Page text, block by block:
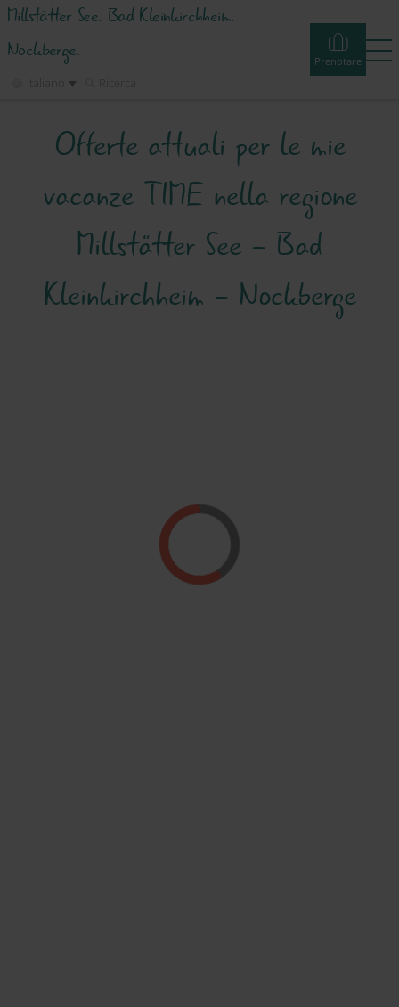
Millstätter See. Bad Kleinkirchheim.
Nockberge.
Prenotare
Prenotare Experiences Webcams Tour Eventi
Alloggi e offerte
Attività
Info & Servizio
Offerte attuali per le mie
vacanze TIME nella regione
Millstätter See - Bad
Kleinkirchheim - Nockberge